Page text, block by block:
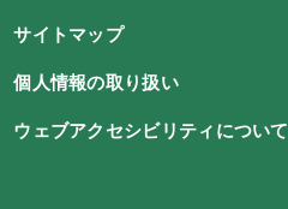
サイトマップ
個人情報の取り扱い
ウェブアクセシビリティについて